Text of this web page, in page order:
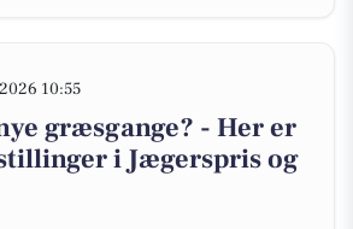
10:55
græsgange? - Her er
i Jægerspris og